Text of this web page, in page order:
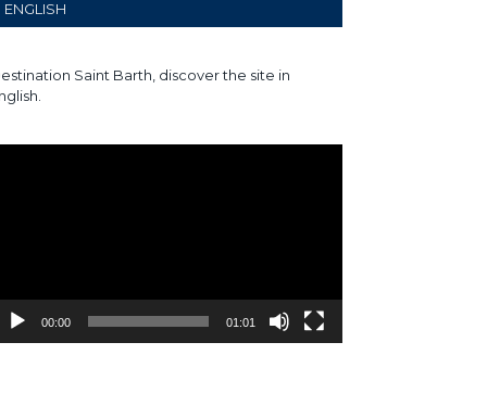
ENGLISH
Saint Barth, discover the site in
00:00 01:01